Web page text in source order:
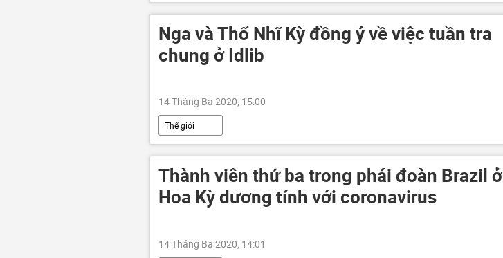
Nga và Thổ Nhĩ Kỳ đồng ý về việc tuần tra
chung ở Idlib
14 Tháng Ba 2020, 15:00
Thế giới
Thành viên thứ ba trong phái đoàn Brazil ở
Hoa Kỳ dương tính với coronavirus
14 Tháng Ba 2020, 14:01